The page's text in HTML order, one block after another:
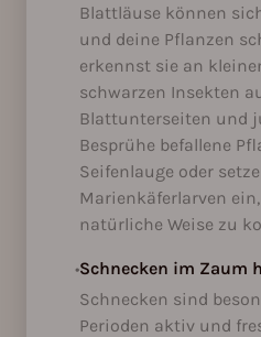
Blattläuse können
und deine Pflanzen
erkennst sie an
schwarzen Insekten
Blattunterseiten und
Besprühe befallene
Seifenlauge oder
Marienkäferlarven
natürliche Weise zu
•Schnecken im Zaum
Schnecken sind
Perioden aktiv und